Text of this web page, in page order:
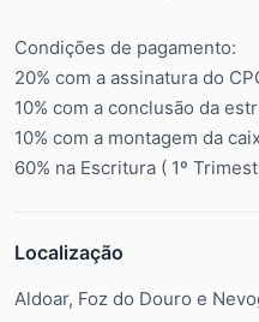
Condições de pagamento:
20% com a assinatura do
10% com a conclusão da
10% com a montagem da
60% na Escritura ( 1º
Localização
Aldoar, Foz do Douro e